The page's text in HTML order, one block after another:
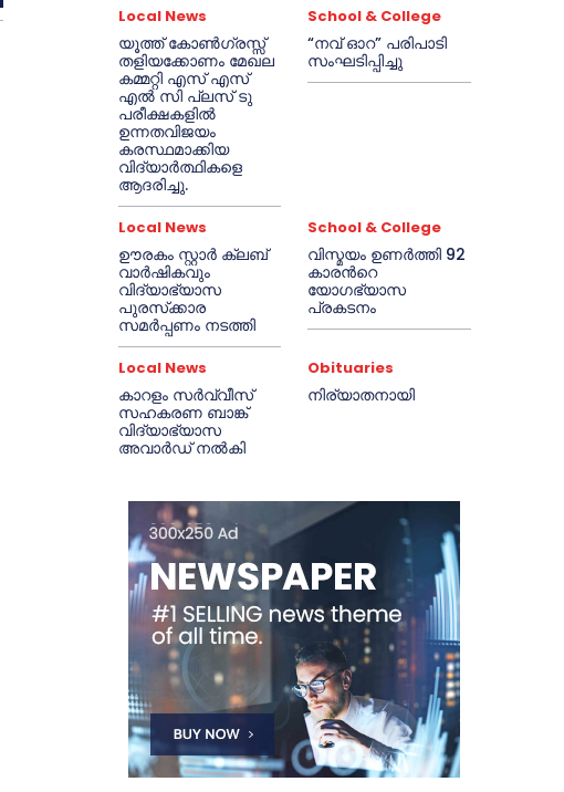
Local News
യൂത്ത് കോൺഗ്രസ്സ്
തളിയക്കോണം മേഖല
കമ്മറ്റി എസ് എസ്
എൽ സി പ്ലസ് ടു
പരീക്ഷകളിൽ
ഉന്നതവിജയം
കരസ്ഥമാക്കിയ
വിദ്യാർത്ഥികളെ
ആദരിച്ചു.
School & College
“നവ് ഓറ” പരിപാടി
സംഘടിപ്പിച്ചു
Local News
ഊരകം സ്റ്റാർ ക്ലബ്
വാർഷികവും
വിദ്യാഭ്യാസ
പുരസ്‌ക്കാര
സമർപ്പണം നടത്തി
School & College
വിസ്മയം ഉണർത്തി 92
കാരൻറെ
യോഗഭ്യാസ
പ്രകടനം
Local News
കാറളം സർവ്വീസ്
സഹകരണ ബാങ്ക്
വിദ്യാഭ്യാസ
അവാർഡ് നൽകി
Obituaries
നിര്യാതനായി